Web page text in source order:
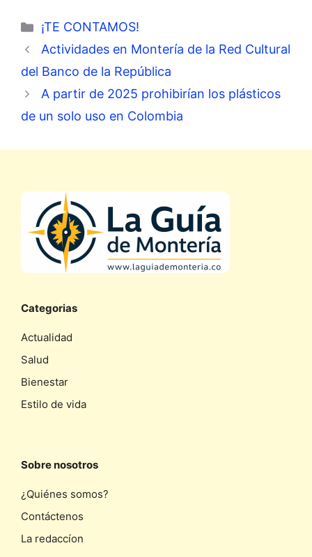
Categorías
¡TE CONTAMOS!
Actividades en Montería de la Red Cultural
del Banco de la República
A partir de 2025 prohibirían los plásticos
de un solo uso en Colombia
Categorias
Actualidad
Salud
Bienestar
Estilo de vida
Sobre nosotros
¿Quiénes somos?
Contáctenos
La redaccíon